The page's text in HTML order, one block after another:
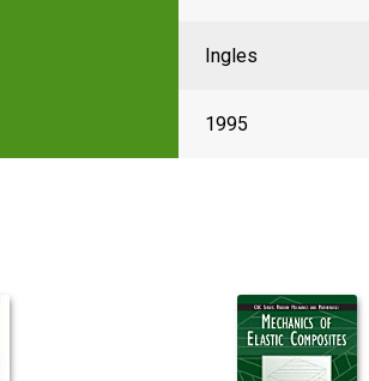
Ingles
1995